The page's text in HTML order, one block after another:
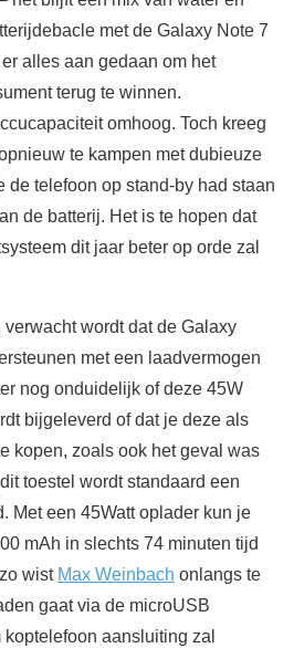
met de Galaxy Note 7
alles aan gedaan om het
terug te winnen.
omhoog. Toch kreeg
te kampen met dubieuze
de telefoon op stand-by had staan
de batterij. Het is te hopen dat
dit jaar beter op orde zal
wordt dat de Galaxy
met een laadvermogen
nog onduidelijk of deze 45W
bijgeleverd of dat je deze als
kopen, zoals ook het geval was
toestel wordt standaard een
Met een 45Watt oplader kun je
mAh in slechts 74 minuten tijd
wist Max Weinbach onlangs te
gaat via de microUSB
aansluiting zal